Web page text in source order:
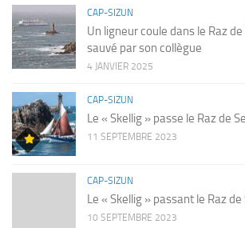
CAP-SIZUN
Un ligneur coule dans le Raz
sauvé par son collègue
4 JANVIER 2025
CAP-SIZUN
Le « Skellig » passe le Raz de
11 SEPTEMBRE 2023
CAP-SIZUN
Le « Skellig » passant le Raz de
10 SEPTEMBRE 2023